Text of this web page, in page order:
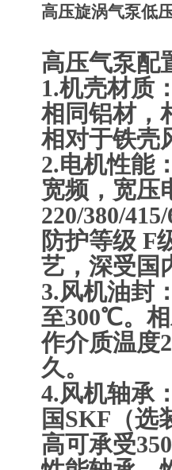
高压旋涡气泵低
高压气泵配
1.机壳材质
相同铝材，
相对于铁壳
2.电机性能
宽频，宽压
220/380/
防护等级 F
艺，深受国
3.风机油封
至300℃。
作介质温度
久。
4.风机轴承
国SKF（选
高可承受